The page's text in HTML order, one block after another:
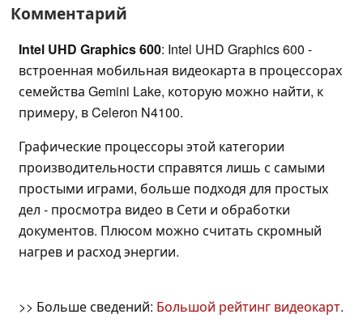
Комментарий
Intel UHD Graphics 600: Intel UHD Graphics 600 -
встроенная мобильная видеокарта в процессорах
семейства Gemini Lake, которую можно найти, к
примеру, в Celeron N4100.
Графические процессоры этой категории
производительности справятся лишь с самыми
простыми играми, больше подходя для простых
дел - просмотра видео в Сети и обработки
документов. Плюсом можно считать скромный
нагрев и расход энергии.
>> Больше сведений: Большой рейтинг видеокарт.